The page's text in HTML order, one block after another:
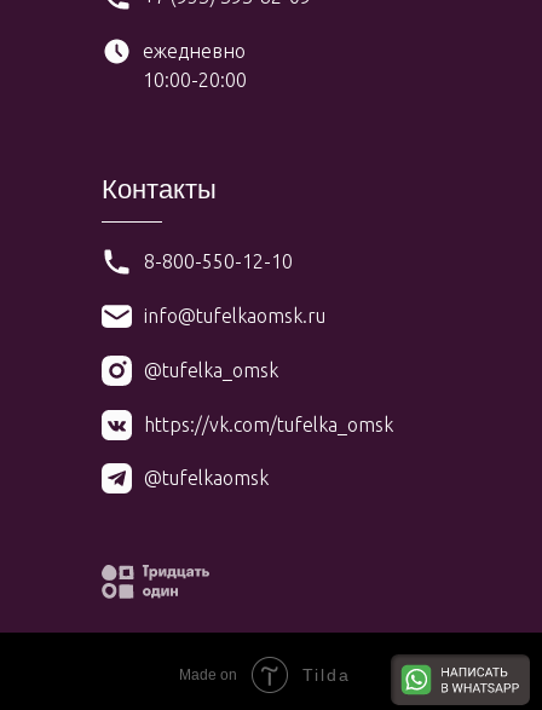
ежедневно
10:00-20:00
Контакты
@tufelka_omsk
https://vk.com/tufelka_omsk
@tufelkaomsk
8-800-550-12-10
info@tufelkaomsk.ru
Made on Tilda